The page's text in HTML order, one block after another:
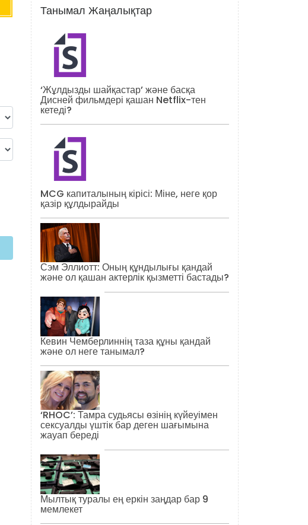
Танымал Жаңалықтар
‘Жұлдызды шайқастар’ және басқа
Дисней фильмдері қашан Netflix-тен
кетеді?
MCG капиталының кірісі: Міне, неге қор
қазір құлдырайды
Сэм Эллиотт: Оның құндылығы қандай
және ол қашан актерлік қызметті бастады?
Кевин Чемберлиннің таза құны қандай
және ол неге танымал?
‘RHOC’: Тамра судьясы өзінің күйеуімен
сексуалды үштік бар деген шағымына
жауап береді
Мылтық туралы ең еркін заңдар бар 9
мемлекет